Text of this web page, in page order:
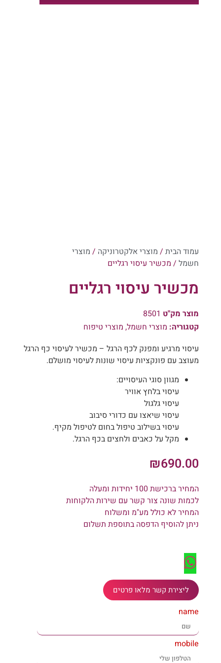
עמוד הבית/מוצרי אלקטרוניקה/מוצרי
חשמל/ מכשיר עיסוי רגליים
מכשיר עיסוי רגליים
מוצר מק"ט8501
קטגוריה:מוצרי חשמל,מוצרי טיפוח
עיסוי‭ ‬מרגיע‭ ‬ומפנק‭ ‬לכף‭ ‬הרגל‭ – ‬מכשיר‭ ‬לעיסוי‭ ‬כף‭ ‬הרגל‭
‬מעוצב‭ ‬עם‭ ‬פונקציות‭ ‬עיסוי‭ ‬שונות‭ ‬לעיסוי‭ ‬מושלם‭.‬
מגוון‭ ‬סוגי‭ ‬העיסויים‭:‬
עיסוי‭ ‬בלחץ‭ ‬אוויר
עיסוי‭ ‬גלגול
עיסוי‭ ‬שיאצו‭ ‬עם‭ ‬כדורי‭ ‬סיבוב
עיסוי‭ ‬בשילוב‭ ‬טיפול‭ ‬בחום‭ ‬לטיפול‭ ‬מקיף‭.‬
מקל‭ ‬על‭ ‬כאבים‭ ‬ולחצים‭ ‬בכף‭ ‬הרגל‭.‬
₪690.00
המחיר ברכישת 100 יחידות ומעלה
לכמות שונה צור קשר עם שירות הלקוחות
המחיר לא כולל מע"מ ומשלוח
ניתן להוסיף הדפסה בתוספת תשלום
ליצירת קשר מלאו פרטים
name
mobile